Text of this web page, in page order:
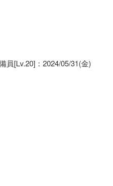
員[Lv.20]：2024/05/31(金)